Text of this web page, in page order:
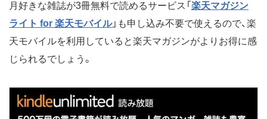
月好きな雑誌が3冊無料で読めるサービス「 楽天マガジン
ライト for 楽天モバイル」も申し込み不要で使えるので、楽
天モバイルを利用していると楽天マガジンがよりお得に感
じられるでしょう。